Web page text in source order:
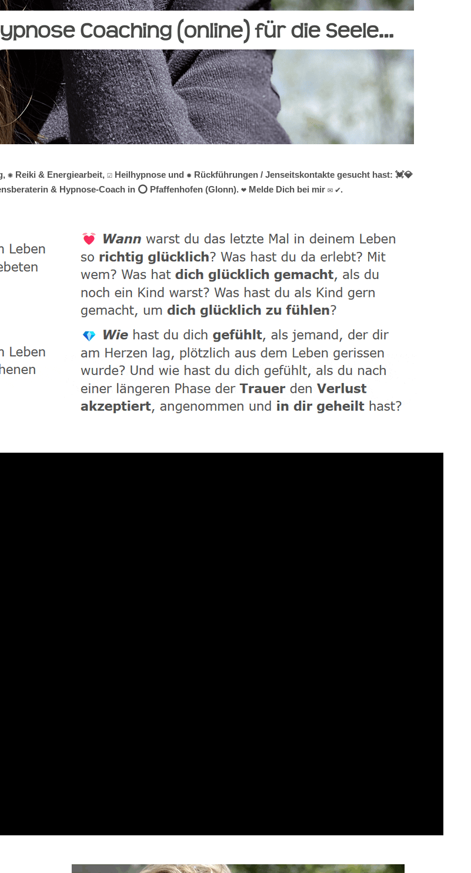
✺ Reiki & Energiearbeit, ☑️ Heilhypnose und ✹ Rückführungen / Jenseitskontakte gesucht hast: 💓️💎
& Hypnose-Coach in ⭕ Pfaffenhofen (Glonn). ❤ Melde Dich bei mir ✉ ✔.